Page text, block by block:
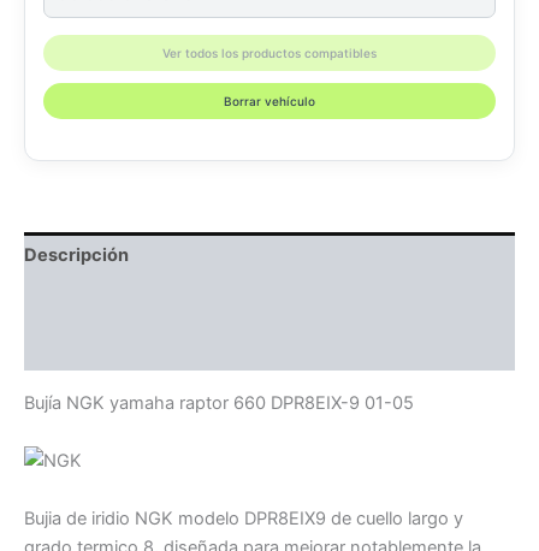
Ver todos los productos compatibles
Borrar vehículo
Descripción
Bujía NGK yamaha raptor 660 DPR8EIX-9 01-05
Bujia de iridio NGK modelo DPR8EIX9 de cuello largo y